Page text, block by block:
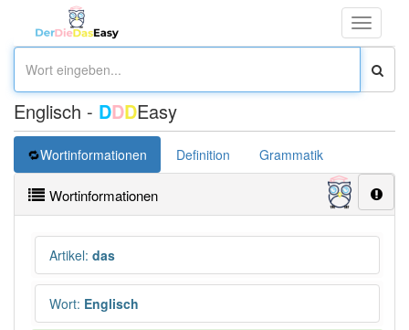
Toggle
Englisch - DDDEasy
Wortinformationen Definition Grammatik
Wortinformationen
Artikel: das
Wort: Englisch